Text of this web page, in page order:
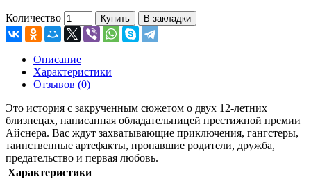
Количество Купить В закладки
Описание
Характеристики
Отзывов (0)
Это история с закрученным сюжетом о двух 12-летних
близнецах, написанная обладательницей престижной премии
Айснера. Вас ждут захватывающие приключения, гангстеры,
таинственные артефакты, пропавшие родители, дружба,
предательство и первая любовь.
Характеристики